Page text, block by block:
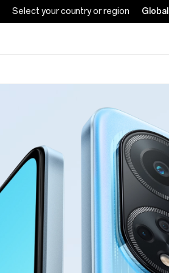
Select your country or region Global